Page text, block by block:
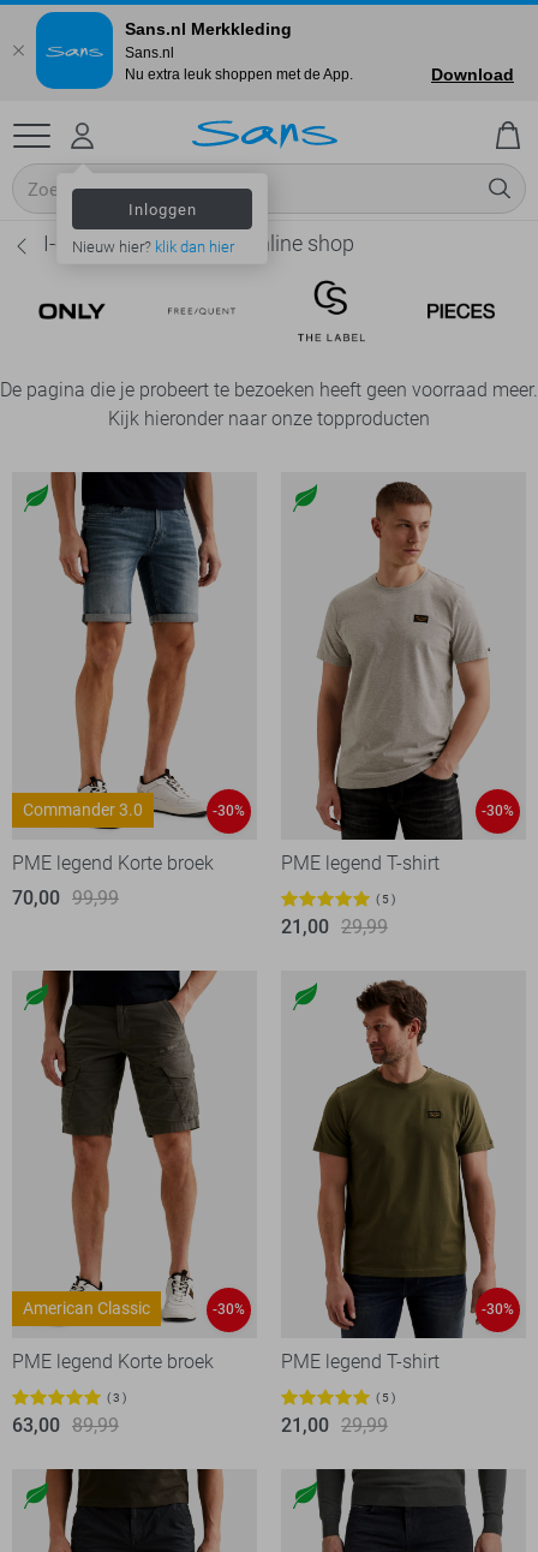
Inloggen
Nieuw hier? klik dan hier
I-coni-K Wollen truien online shop
De pagina die je probeert te bezoeken heeft geen voorraad meer.
Kijk hieronder naar onze topproducten
Commander 3.0 -30%
PME legend Korte broek
70,00 99,99
-30%
PME legend T-shirt
5
21,00 29,99
American Classic -30%
PME legend Korte broek
3
63,00 89,99
-30%
PME legend T-shirt
5
21,00 29,99
Sans.nl Merkkleding
Sans.nl
Nu extra leuk shoppen met de App.
Download